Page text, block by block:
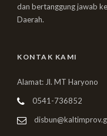
dan bertanggung jawab
Daerah.
KONTAK KAMI
Alamat: Jl. MT Haryono
0541-736852